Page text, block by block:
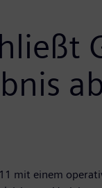
mit einem